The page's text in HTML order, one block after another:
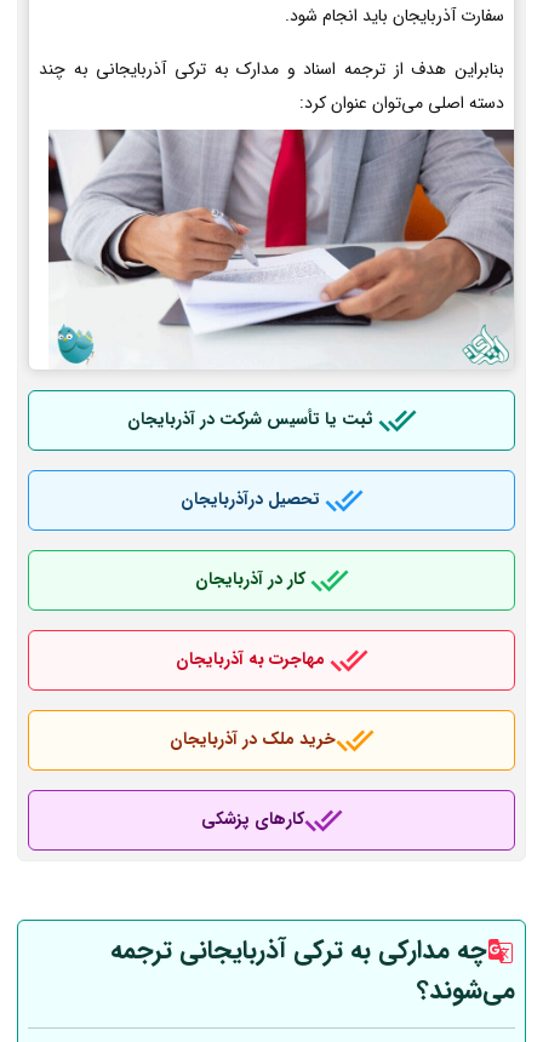
سفارت آذربایجان باید انجام شود.
بنابراین هدف از ترجمه اسناد و مدارک به ترکی آذربایجانی به چند
دسته اصلی می‌توان عنوان کرد:
ثبت یا تأسیس شرکت در آذربایجان
تحصیل درآذربایجان
کار در آذربایجان
مهاجرت به آذربایجان
خرید ملک در آذربایجان
کارهای پزشکی
چه مدارکی به ترکی آذربایجانی ترجمه
می‌شوند؟